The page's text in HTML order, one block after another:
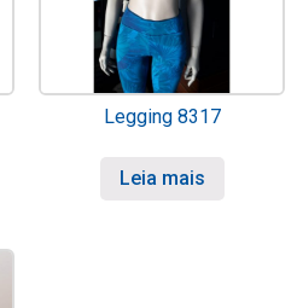
Legging 8317
Leia mais